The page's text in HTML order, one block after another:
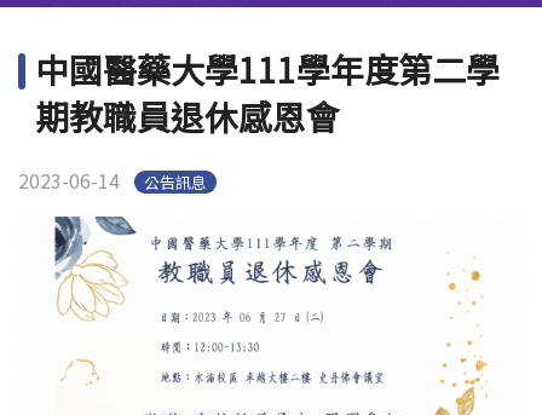
表單及退撫金
中國醫藥大學111學年度第二學
期教職員退休感恩會
2023-06-14 公告訊息